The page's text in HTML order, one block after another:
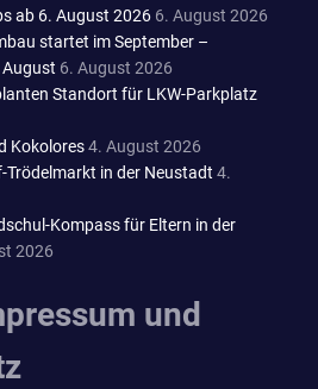
ab 6. August 2026 6. August 2026
startet im September –
6. August 2026
Standort für LKW-Parkplatz
Kokolores4. August 2026
Trödelmarkt in der Neustadt 4.
Kompass für Eltern in der
2026
und